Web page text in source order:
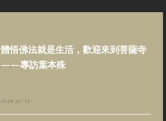
體悟佛法就是生活，歡迎來到菩薩寺
——專訪葉本殊
2024 Jul 12